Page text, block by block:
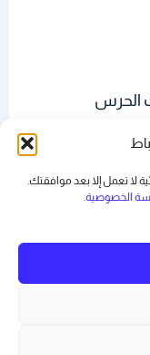
لا تعمل إلا بعد موافقتك.
الخصوصية.
الحرس